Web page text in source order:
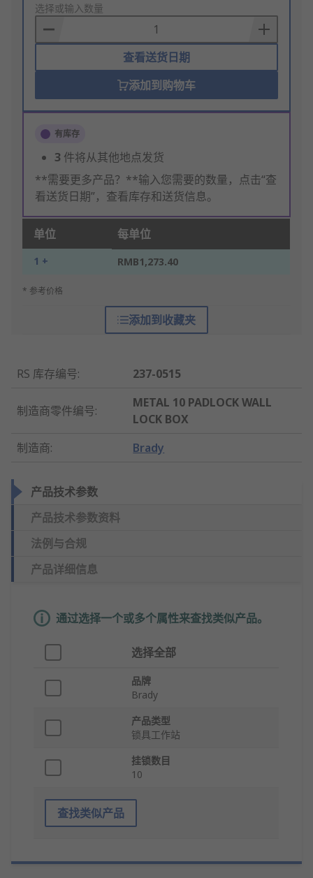
to
Basket
选择或输入数量
查看送货日期
添加到购物车
有库存
3 件将从其他地点发货
**需要更多产品？**输入您需要的数量，点击“查
看送货日期”，查看库存和送货信息。
单位 每单位
1 + RMB1,273.40
* 参考价格
添加到收藏夹
RS 库存编号: 237-0515
制造商零件编号:
METAL 10 PADLOCK WALL
LOCK BOX
制造商: Brady
产品技术参数
产品技术参数资料
法例与合规
产品详细信息
通过选择一个或多个属性来查找类似产品。
选择全部
品牌
Brady
产品类型
锁具工作站
挂锁数目
10
查找类似产品